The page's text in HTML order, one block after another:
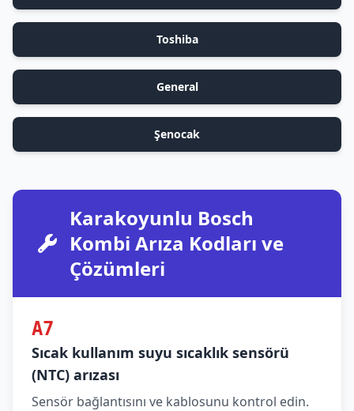
Toshiba
General
Şenocak
Karakoyunlu Bosch
Kombi Arıza Kodları ve
Çözümleri
A7
Sıcak kullanım suyu sıcaklık sensörü
(NTC) arızası
Sensör bağlantısını ve kablosunu kontrol edin.